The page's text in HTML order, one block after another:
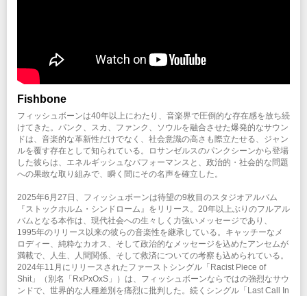
※公演の延期、中止以外での払い戻しはいたしません。
※未就学児(6歳未満)のご入場はお断りいたします。
※ハンディキャップエリアご利用希望の方は
INFO
クリエイティブマン：03-3499-6669
企画・制作：クリエイティブマンプロダクション
Fishbone
フィッシュボーンは40年以上にわたり、音楽界で圧倒的な存在感を放ち続
けてきた。パンク、スカ、ファンク、ソウルを融合させた爆発的なサウン
ドは、音楽的な革新性だけでなく、社会意識の高さも際立たせる、ジャン
ルを覆す存在として知られている。ロサンゼルスのパンクシーンから登場
した彼らは、エネルギッシュなパフォーマンスと、政治的・社会的な問題
への果敢な取り組みで、瞬く間にその名声を確立した。
2025年6月27日、フィッシュボーンは待望の9枚目のスタジオアルバム
『ストックホルム・シンドローム』をリリース。20年以上ぶりのフルアル
バムとなる本作は、現代社会への生々しく力強いメッセージであり、
1995年のリリース以来の彼らの音楽性を継承している。キャッチーなメ
ロディー、純粋なカオス、そして政治的なメッセージを込めたアンセムが
満載で、人生、人間関係、そして救済についての考察も込められている。
2024年11月にリリースされたファーストシングル「Racist Piece of
Shit」（別名「RxPxOxS」）は、フィッシュボーンならではの強烈なサウ
ンドで、世界的な人種差別を痛烈に批判した。続くシングル「Last Call In